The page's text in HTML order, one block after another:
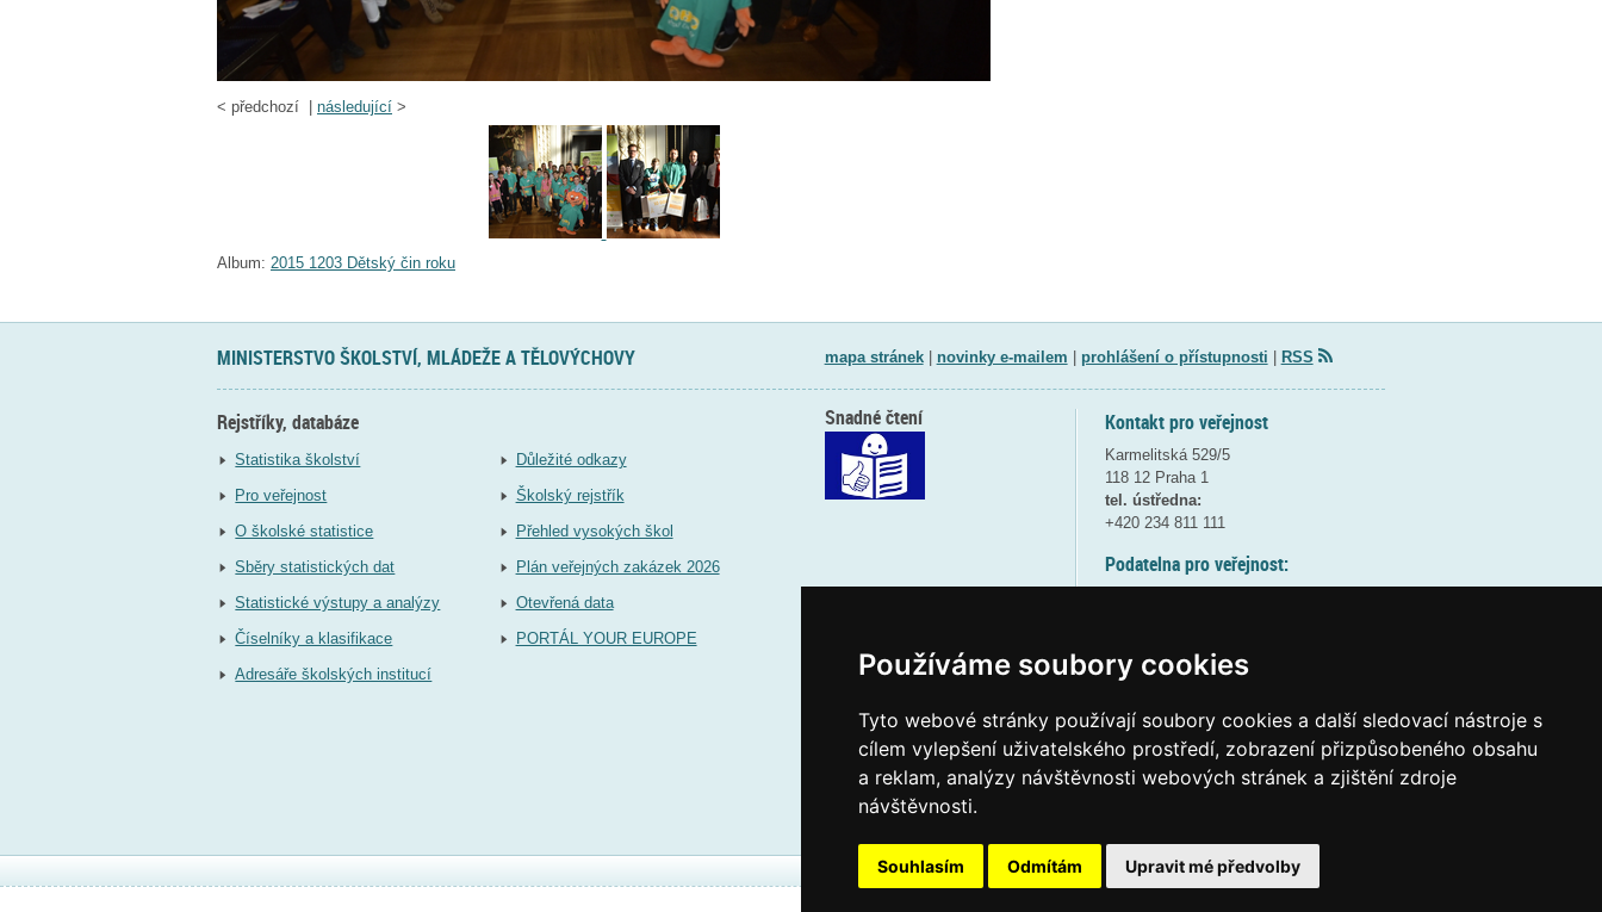
Používáme soubory cookies
Tyto webové stránky používají soubory cookies a další sledovací nástroje s
cílem vylepšení uživatelského prostředí, zobrazení přizpůsobeného obsahu
a reklam, analýzy návštěvnosti webových stránek a zjištění zdroje
návštěvnosti.
Souhlasím Odmítám Upravit mé předvolby
< předchozí | následující >
Album: 2015 1203 Dětský čin roku
MINISTERSTVO ŠKOLSTVÍ, MLÁDEŽE A TĚLOVÝCHOVY mapa stránek| novinky e-mailem prohlášení o přístupnosti RSS
Rejstříky, databáze
Statistika školství
Pro veřejnost
O školské statistice
Sběry statistických dat
Statistické výstupy a analýzy
Číselníky a klasifikace
Adresáře školských institucí
Důležité odkazy
Školský rejstřík
Přehled vysokých škol
Plán veřejných zakázek 2026
Otevřená data
PORTÁL YOUR EUROPE
Kontakt pro veřejnost
Karmelitská 529/5
118 12 Praha 1
tel. ústředna:
+420 234 811 111
Podatelna pro veřejnost:
(více informací
Elektronická podatelna:
posta@msmtgov cz
Snadné čtení